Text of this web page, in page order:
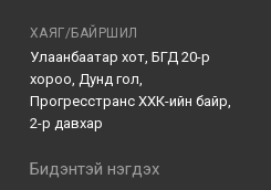
ХАЯГ/БАЙРШИЛ
Улаанбаатар хот, БГД 20-р
хороо, Дунд гол,
Прогресстранс ХХК-ийн байр,
2-р давхар
Бидэнтэй нэгдэх